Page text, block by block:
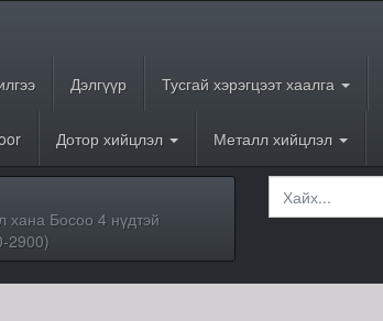
Дэлгүүр Тусгай хэрэгцээт хаалга
Дотор хийцлэл Металл хийцлэл
хана Босоо 4 нүдтэй
2900)